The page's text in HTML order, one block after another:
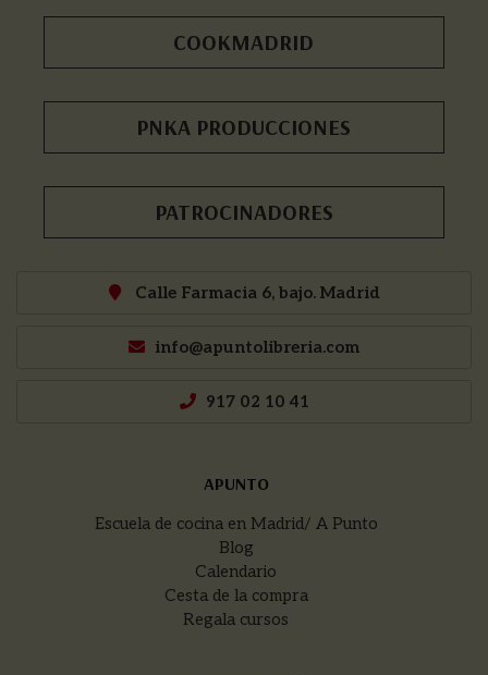
COOKMADRID
PNKA PRODUCCIONES
PATROCINADORES
Calle Farmacia 6, bajo. Madrid
info@apuntolibreria.com
917 02 10 41
APUNTO
Escuela de cocina en Madrid/ A Punto
Blog
Calendario
Cesta de la compra
Regala cursos